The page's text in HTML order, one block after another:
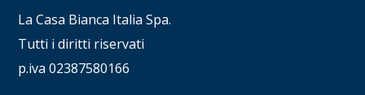
La Casa Bianca Italia Spa.
Tutti i diritti riservati
p.iva 02387580166